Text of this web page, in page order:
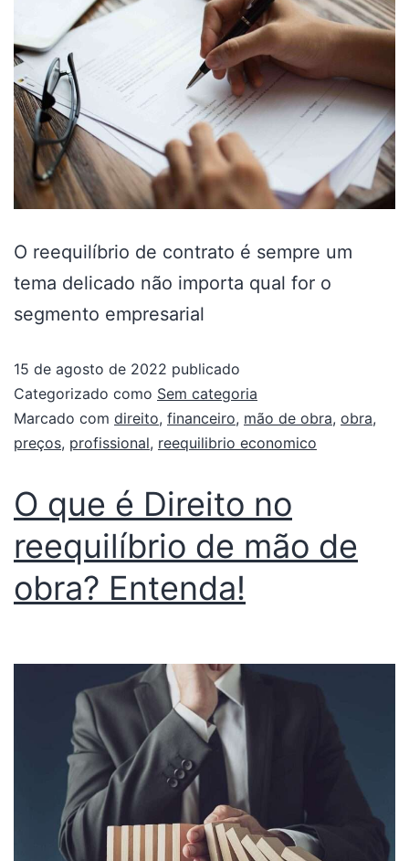
O reequilíbrio de contrato é sempre um
tema delicado não importa qual for o
segmento empresarial
15 de agosto de 2022 publicado
Categorizado como Sem categoria
Marcado com direito, financeiro, mão de obra, obra,
preços, profissional, reequilibrio economico
O que é Direito no
reequilíbrio de mão de
obra? Entenda!